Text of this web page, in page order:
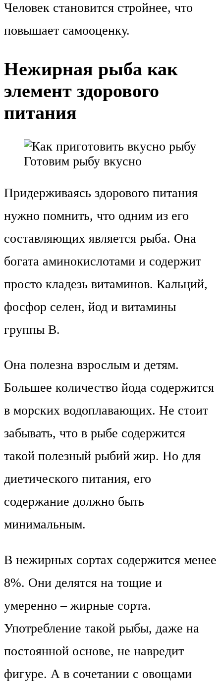
Человек становится стройнее, что
повышает самооценку.
Нежирная рыба как
элемент здорового
питания
Готовим рыбу вкусно
Придерживаясь здорового питания
нужно помнить, что одним из его
составляющих является рыба. Она
богата аминокислотами и содержит
просто кладезь витаминов. Кальций,
фосфор селен, йод и витамины
группы B.
Она полезна взрослым и детям.
Большее количество йода содержится
в морских водоплавающих. Не стоит
забывать, что в рыбе содержится
такой полезный рыбий жир. Но для
диетического питания, его
содержание должно быть
минимальным.
В нежирных сортах содержится менее
8%. Они делятся на тощие и
умеренно – жирные сорта.
Употребление такой рыбы, даже на
постоянной основе, не навредит
фигуре. А в сочетании с овощами